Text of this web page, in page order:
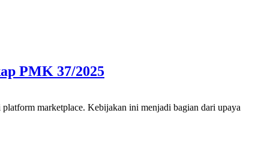
PMK 37/2025
marketplace. Kebijakan ini menjadi bagian dari upaya